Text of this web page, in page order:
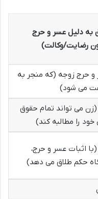
به دلیل عسر و حرج
رضایت/وکالت)
و حرج زوجه (که منجر به
می شود)
می تواند تمام حقوق
خود را مطالبه کند)
اثبات عسر و حرج،
حکم طلاق می دهد)